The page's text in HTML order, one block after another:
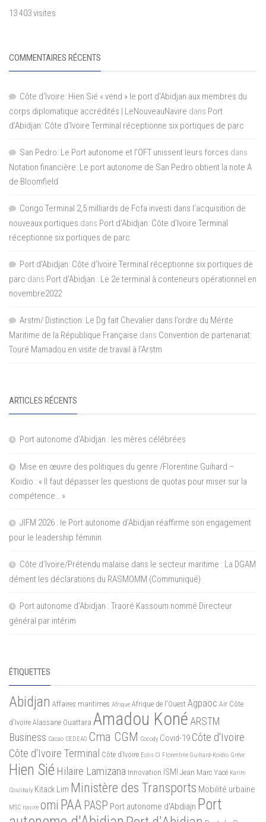
13 403 visites
COMMENTAIRES RÉCENTS
Côte d'Ivoire: Hien Sié « vend » le port d'Abidjan aux membres du
corps diplomatique accrédités | LeNouveauNavire dans Port
d’Abidjan: Côte d’Ivoire Terminal réceptionne six portiques de parc
San Pedro: Le Port autonome et l’OFT unissent leurs forces dans
Notation financière: Le port autonome de San Pedro obtient la note A
de Bloomfield
Congo Terminal 2,5 milliards de Fcfa investi dans l’acquisition de
nouveaux portiques dans Port d’Abidjan: Côte d’Ivoire Terminal
réceptionne six portiques de parc
Port d'Abidjan: Côte d’Ivoire Terminal réceptionne six portiques de
parc dans Port d’Abidjan : Le 2e terminal à conteneurs opérationnel en
novembre2022
Arstm/ Distinction: Le Dg fait Chevalier dans l’ordre du Mérite
Maritime de la République Française dans Convention de partenariat:
Touré Mamadou en visite de travail à l’Arstm
ARTICLES RÉCENTS
Port autonome d’Abidjan : les mères célébrées
Mise en œuvre des politiques du genre /Florentine Guihard –
Koidio : « Il faut dépasser les questions de quotas pour miser sur la
compétence… »
JIFM 2026 : le Port autonome d’Abidjan réaffirme son engagement
pour le leadership féminin
Côte d’Ivoire/Prétendu malaise dans le secteur maritime : La DGAM
dément les déclarations du RASMOMM (Communiqué)
Port autonome d’Abidjan : Traoré Kassoum nommé Directeur
général par intérim
ÉTIQUETTES
Abidjan Affaires maritimes Afrique Afrique de l'Ouest Agpaoc Air Côte
d'Ivoire Alassane Ouattara Amadou Koné ARSTM
Business Cacao CEDEAO Cma CGM Cocody Covid-19 Côte d'Ivoire
Côte d'Ivoire Terminal Côte d’Ivoire Eolis CI Florentine Guihard-Koidio Grève
Hien Sié Hilaire Lamizana Innovation ISMI Jean Marc Yacé Karim
Coulibaly Kitack Lim Ministère des Transports Mobilité urbaine
MSC navire omi PAA PASP Port autonome d'Abdiajn Port